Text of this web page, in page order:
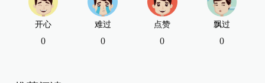
开心
0
难过
0
点赞
0
飘过
0